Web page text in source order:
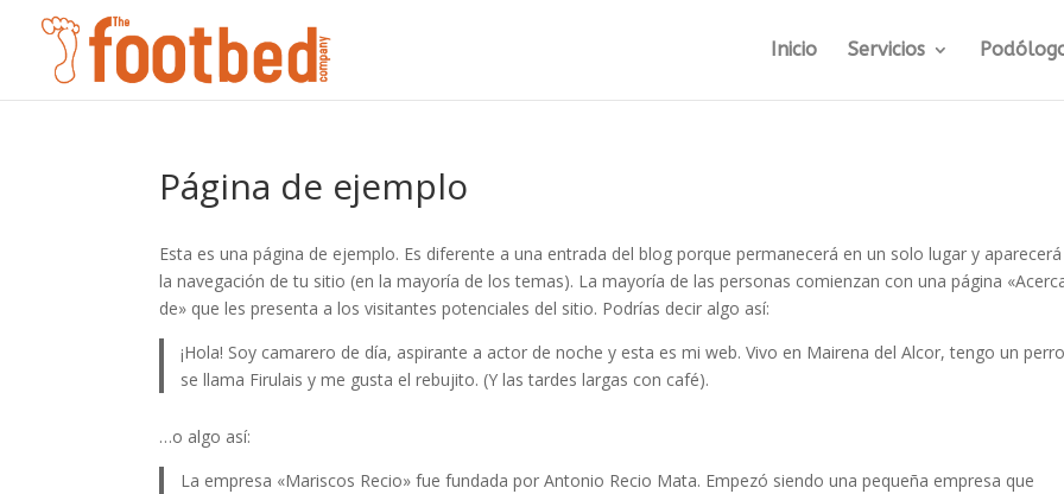
Inicio Servicios
Página de ejemplo
Esta es una página de ejemplo. Es diferente a una entrada del blog porque permanecerá en un solo lugar y
la navegación de tu sitio (en la mayoría de los temas). La mayoría de las personas comienzan con una página
de» que les presenta a los visitantes potenciales del sitio. Podrías decir algo así:
¡Hola! Soy camarero de día, aspirante a actor de noche y esta es mi web. Vivo en Mairena del Alcor, tengo un
se llama Firulais y me gusta el rebujito. (Y las tardes largas con café).
…o algo así:
La empresa «Mariscos Recio» fue fundada por Antonio Recio Mata. Empezó siendo una pequeña empresa que